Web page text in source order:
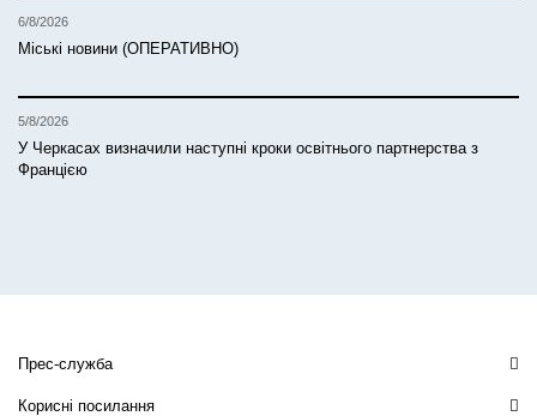
6/8/2026
Міські новини (ОПЕРАТИВНО)
5/8/2026
У Черкасах визначили наступні кроки освітнього партнерства з
Францією
Прес-служба
Корисні посилання